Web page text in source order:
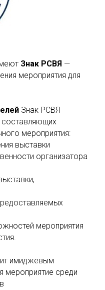
Знак РСВЯ —
мероприятия для
Знак РСВЯ
составляющих
мероприятия:
выставки
организатора
мероприятия
имиджевым
мероприятие среди